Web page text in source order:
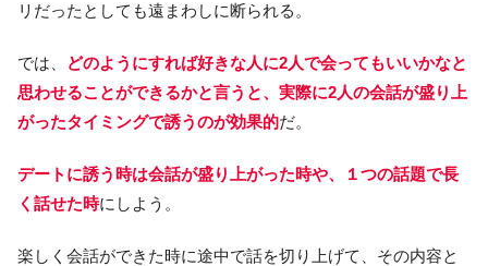
リだったとしても遠まわしに断られる。
では、
どのようにすれば好きな人に2人で会ってもいいかなと
思わせることができるかと言うと、実際に2人の会話が盛り上
がったタイミングで誘うのが効果的だ。
デートに誘う時は会話が盛り上がった時や、１つの話題で長
く話せた時にしよう。
楽しく会話ができた時に途中で話を切り上げて、その内容と